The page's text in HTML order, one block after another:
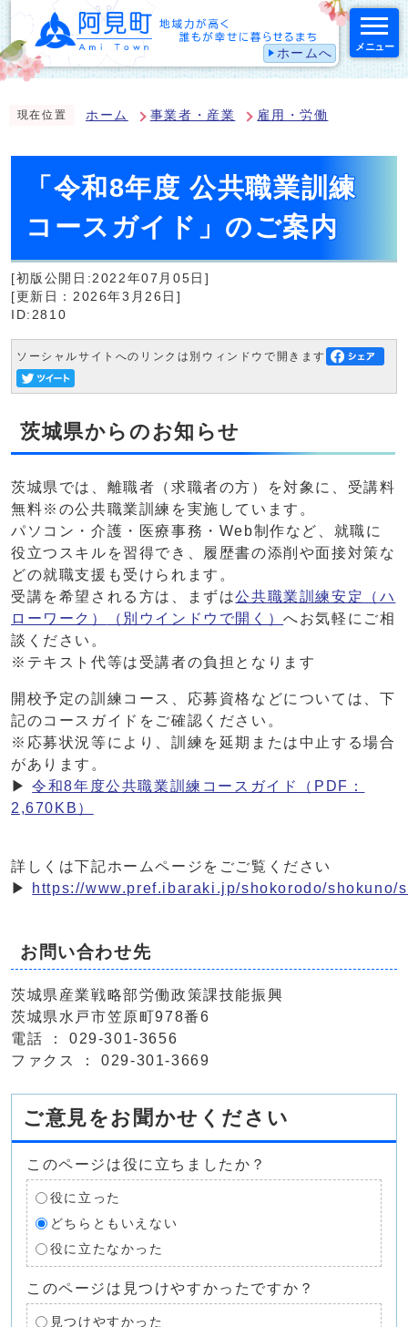
ホームへ メニュー
現在位置 ホーム 事業者・産業 雇用・労働
「令和8年度 公共職業訓練
コースガイド」のご案内
[初版公開日:2022年07月05日]
[更新日：2026年3月26日]
ID:2810
ソーシャルサイトへのリンクは別ウィンドウで開きます
茨城県からのお知らせ
茨城県では、離職者（求職者の方）を対象に、受講料
無料※の公共職業訓練を実施しています。
パソコン・介護・医療事務・Web制作など、就職に
役立つスキルを習得でき、履歴書の添削や面接対策な
どの就職支援も受けられます。
受講を希望される方は、まずは公共職業訓練安定（ハ
ローワーク）
（別ウインドウで開く）へお気軽にご相
談ください。
※テキスト代等は受講者の負担となります
開校予定の訓練コース、応募資格などについては、下
記のコースガイドをご確認ください。
※応募状況等により、訓練を延期または中止する場合
があります。
▶令和8年度公共職業訓練コースガイド（PDF：
2,670KB）
詳しくは下記ホームページをごご覧ください
▶
https://www.pref.ibaraki.jp/shokorodo/
お問い合わせ先
茨城県産業戦略部労働政策課技能振興
茨城県水戸市笠原町978番6
電話 ： 029-301-3656
ファクス ： 029-301-3669
ご意見をお聞かせください
このページは役に立ちましたか？
役に立った
どちらともいえない
役に立たなかった
このページは見つけやすかったですか？
見つけやすかった